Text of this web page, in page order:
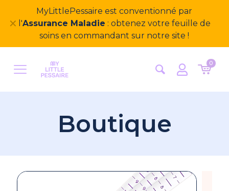
MyLittlePessaire est conventionné par
l'Assurance Maladie : obtenez votre feuille de
soins en commandant sur notre site !
✕
0
Boutique